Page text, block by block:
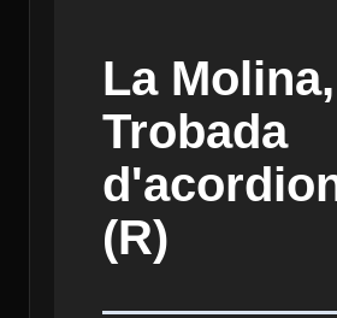
La Molina,
Trobada
(R)